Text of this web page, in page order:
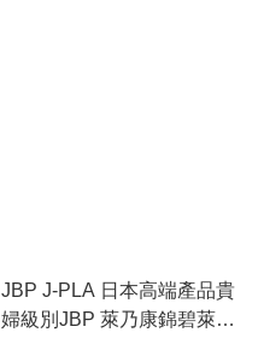
JBP J-PLA 日本高端產品貴
婦級別JBP 萊乃康錦碧萊